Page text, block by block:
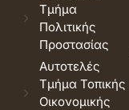
Τμήμα
Πολιτικής
Προστασίας
Αυτοτελές
Τμήμα Τοπικής
Οικονομικής